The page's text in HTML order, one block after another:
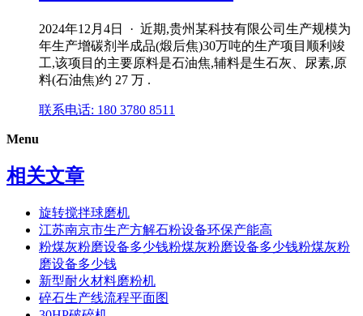
2024年12月4日 · 近期,贵州某科技有限公司生产规模为
年生产增碳剂半成品(煅后焦)30万吨的生产项目顺利竣
工,该项目的主要原料是石油焦,辅料是生石灰、尿素,原
料(石油焦)约 27 万 .
联系电话: 180 3780 8511
Menu
相关文章
旋转搅拌球磨机
江苏南京市生产方解石粉设备环保产能高
粉煤灰粉磨设备多少钱粉煤灰粉磨设备多少钱粉煤灰粉
磨设备多少钱
新型耐火材料磨粉机
碎石生产线流程平面图